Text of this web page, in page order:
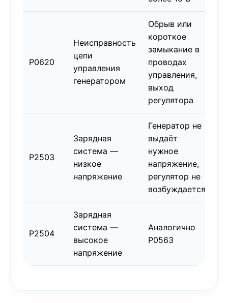
P0620
Неисправность
цепи
управления
генератором
Обрыв или
короткое
замыкание в
проводах
управления,
выход
регулятора
P2503
Зарядная
система —
низкое
напряжение
Генератор не
выдаёт
нужное
напряжение,
регулятор не
возбуждается
P2504
Зарядная
система —
высокое
напряжение
Аналогично
P0563